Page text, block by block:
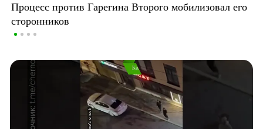
Процесс против Гарегина Второго мобилизовал его
сторонников